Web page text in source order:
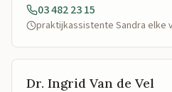
03 482 23 15
praktijkassistente Sandra elke
Dr. Ingrid Van de Vel